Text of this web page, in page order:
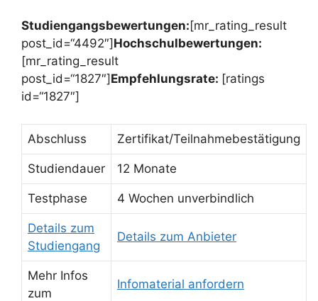
Studiengangsbewertungen: [mr_rating_result
post_id=“4492″] Hochschulbewertungen:
[mr_rating_result
post_id=“1827″] Empfehlungsrate: [ratings
id=“1827″]
Abschluss Zertifikat/Teilnahmebestätigung
Studiendauer 12 Monate
Testphase 4 Wochen unverbindlich
Details zum
Studiengang
Details zum Anbieter
Mehr Infos
zum
Infomaterial anfordern